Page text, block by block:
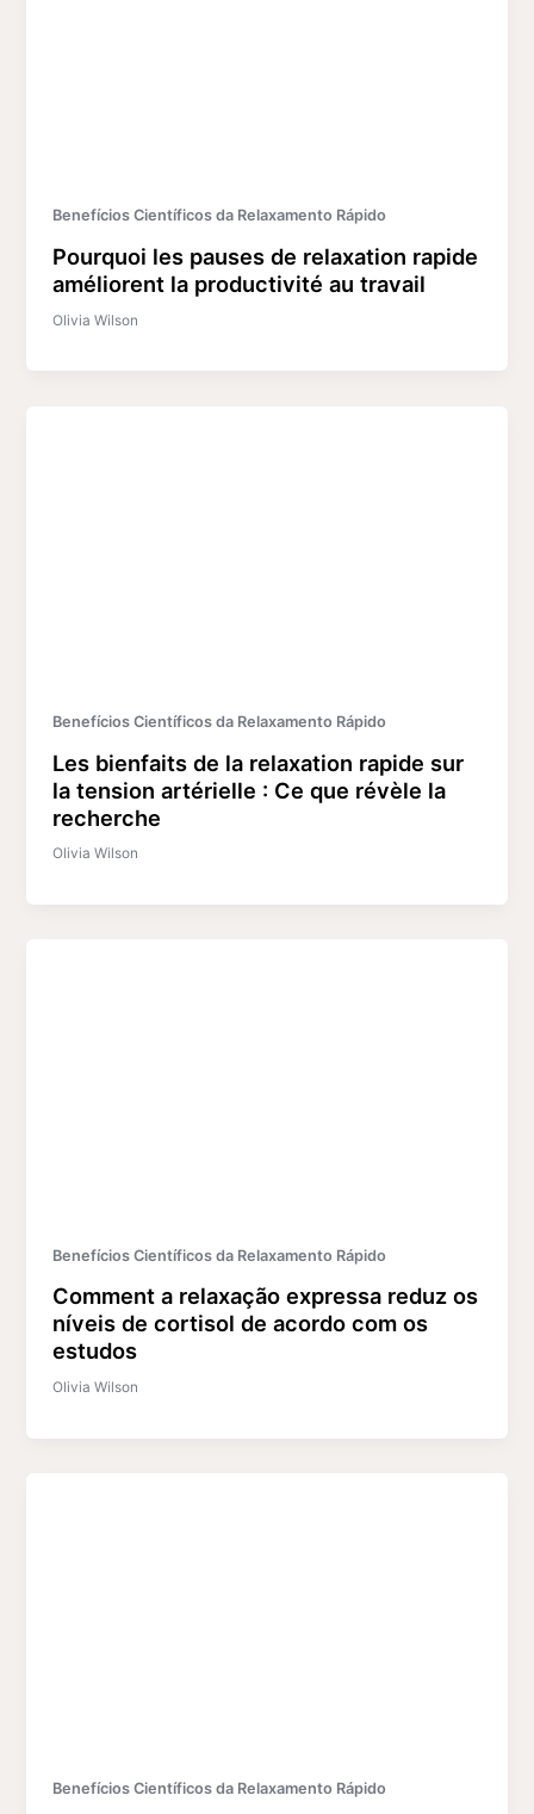
Benefícios Científicos da Relaxamento Rápido
Pourquoi les pauses de relaxation rapide
améliorent la productivité au travail
Olivia Wilson
Benefícios Científicos da Relaxamento Rápido
Les bienfaits de la relaxation rapide sur
la tension artérielle : Ce que révèle la
recherche
Olivia Wilson
Benefícios Científicos da Relaxamento Rápido
Comment a relaxação expressa reduz os
níveis de cortisol de acordo com os
estudos
Olivia Wilson
Benefícios Científicos da Relaxamento Rápido